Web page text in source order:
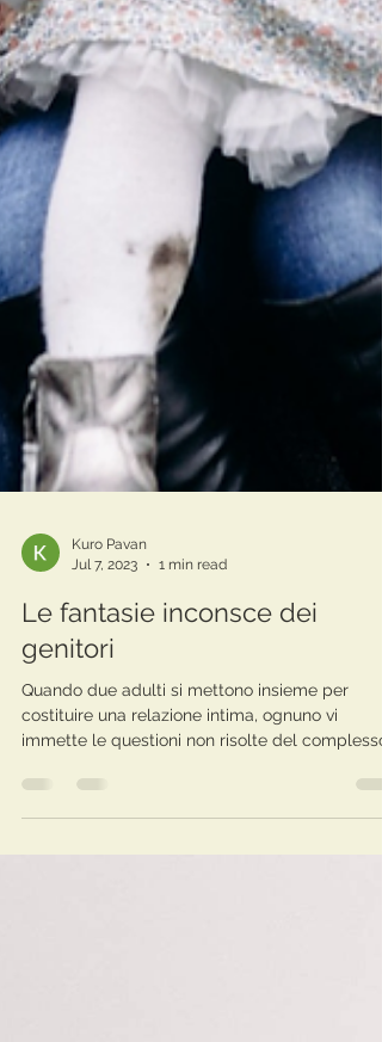
Jul 7, 2023
1 min read
Le fantasie inconsce dei
genitori
Quando due adulti si mettono insieme per
immette le questioni non risolte del